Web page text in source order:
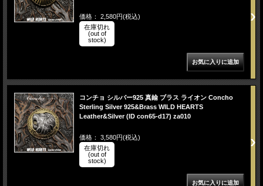
価格： 2,580円(税込)
在庫切れ
(out of
stock)
コンチョ シルバー925 真鍮 ブラス ライオン Concho
Sterling Silver 925&Brass WILD HEARTS
Leather&Silver (ID con65-d17) za010
価格： 3,580円(税込)
在庫切れ
(out of
stock)